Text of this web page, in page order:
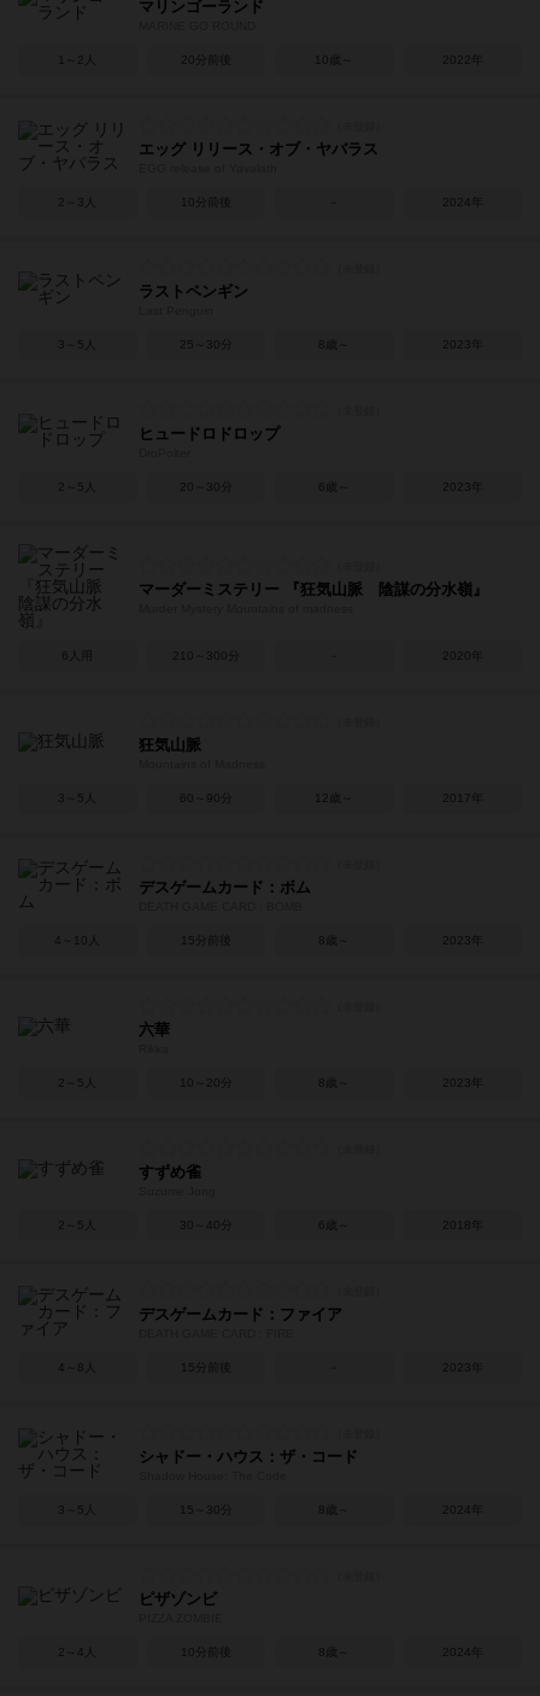
マリンゴーランド
1～2人 20分前後 10歳～ 2022年
エッグ リリース・オブ・ヤバラス
2～3人 10分前後 2024年
ラストペンギン
3～5人 25～30分 8歳～ 2023年
ヒュードロドロップ
2～5人 20～30分 6歳～ 2023年
マーダーミステリー 『狂気山脈 陰謀の分水嶺』
6人用 210～300分 2020年
狂気山脈
3～5人 60～90分 12歳～ 2017年
デスゲームカード：ボム
4～10人 15分前後 8歳～ 2023年
六華
2～5人 10～20分 8歳～ 2023年
すずめ雀
2～5人 30～40分 6歳～ 2018年
デスゲームカード：ファイア
4～8人 15分前後 2023年
シャドー・ハウス：ザ・コード
3～5人 15～30分 8歳～ 2024年
ピザゾンビ
2～4人 10分前後 8歳～ 2024年